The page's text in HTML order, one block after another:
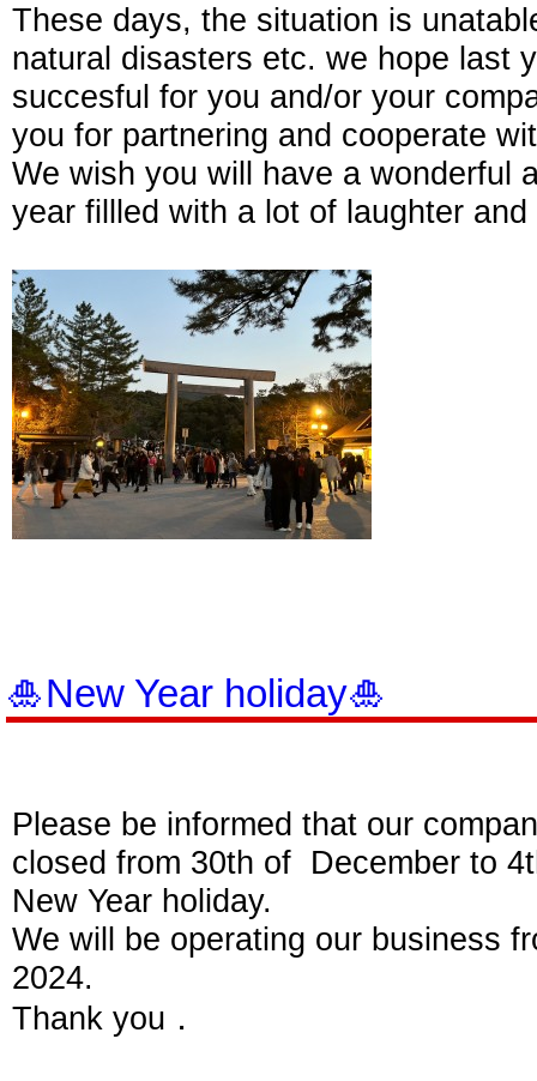
These days, the situation is
natural disasters etc. we hope last
succesful for you and/or your
you for partnering and cooperate
We wish you will have a wonderful
year fillled with a lot of laughter
🎍New Year holiday🎍
Please be informed that our
closed from 30th of December to
New Year holiday.
We will be operating our business
2024.
Thank you．